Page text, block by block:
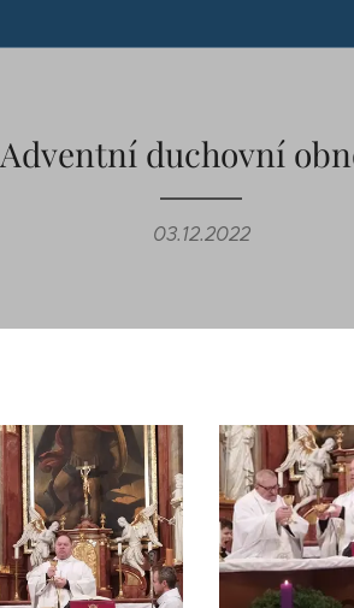
Adventní duchovní
03.12.2022